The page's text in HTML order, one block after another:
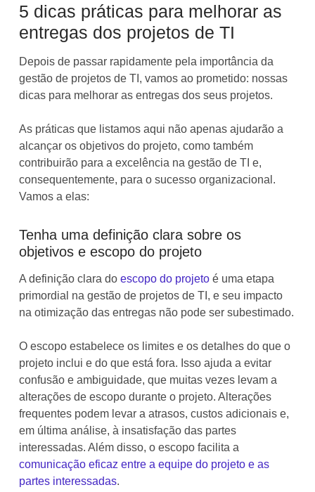
5 dicas práticas para melhorar as
entregas dos projetos de TI
Depois de passar rapidamente pela importância da
gestão de projetos de TI, vamos ao prometido: nossas
dicas para melhorar as entregas dos seus projetos.
As práticas que listamos aqui não apenas ajudarão a
alcançar os objetivos do projeto, como também
contribuirão para a excelência na gestão de TI e,
consequentemente, para o sucesso organizacional.
Vamos a elas:
Tenha uma definição clara sobre os
objetivos e escopo do projeto
A definição clara do escopo do projeto é uma etapa
primordial na gestão de projetos de TI, e seu impacto
na otimização das entregas não pode ser subestimado.
O escopo estabelece os limites e os detalhes do que o
projeto inclui e do que está fora. Isso ajuda a evitar
confusão e ambiguidade, que muitas vezes levam a
alterações de escopo durante o projeto. Alterações
frequentes podem levar a atrasos, custos adicionais e,
em última análise, à insatisfação das partes
interessadas. Além disso, o escopo facilita a
comunicação eficaz entre a equipe do projeto e as
partes interessadas.